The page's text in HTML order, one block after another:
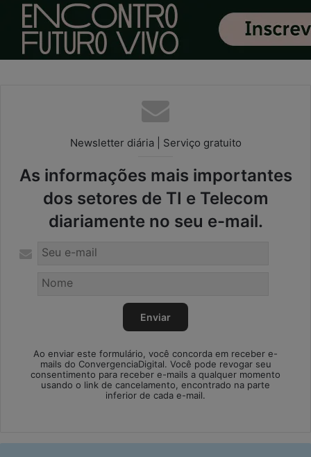
Newsletter diária | Serviço gratuito
As informações mais importantes
dos setores de TI e Telecom
diariamente no seu e-mail.
Ao enviar este formulário, você concorda em receber e-
mails do ConvergenciaDigital. Você pode revogar seu
consentimento para receber e-mails a qualquer momento
usando o link de cancelamento, encontrado na parte
inferior de cada e-mail.